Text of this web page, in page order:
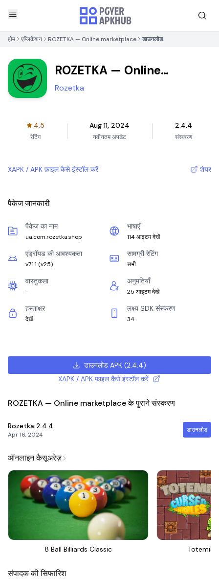
होम एप्लिकेशन ROZETKA — Online marketplace डाउनलोड
ROZETKA — Online
marketplace
Rozetka
4.5
रेटिंग
Aug 11, 2024
नवीनतम अपडेट
2.4.4
संस्करण
XAPK / APK फ़ाइल कैसे इंस्टॉल करें शेयर
पैकेज जानकारी
पैकेज का नाम
ua.com.rozetka.shop
भाषाएँ
114 आइटम देखें
एंड्रॉयड की आवश्यकता
v7.1.1 (v25)
सामग्री रेटिंग
सभी
वास्तुकला
-
अनुमतियाँ
25 आइटम देखें
हस्ताक्षर
देखें
लक्ष्य SDK संस्करण
34
डाउनलोड APK (2.4.4)
XAPK / APK फ़ाइल कैसे इंस्टॉल करें
ROZETKA — Online marketplace के पुराने संस्करण
Rozetka 2.4.4
Apr 16, 2024
डाउनलोड
ऑनलाइन कैसूअरेज़
8 Ball Billiards Classic Totemia
संपादक की सिफारिश